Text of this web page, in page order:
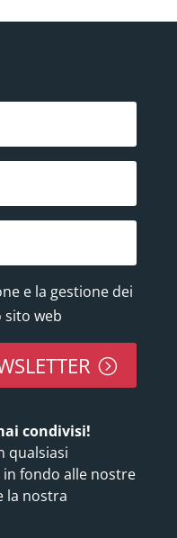
e la gestione dei
sito web
condivisi!
qualsiasi
fondo alle nostre
la nostra